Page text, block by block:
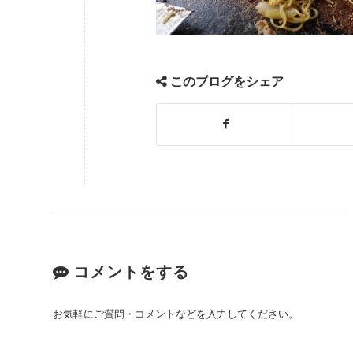
このブログをシェア
コメントをする
お気軽にご質問・コメントなどを入力してください。